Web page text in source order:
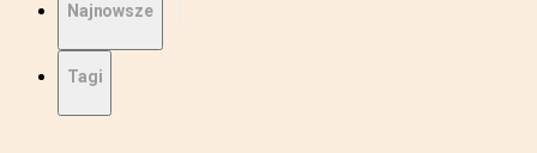
Najnowsze
Tagi